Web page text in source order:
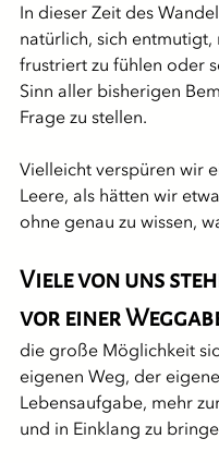
In dieser Zeit des
natürlich, sich
frustriert zu fühlen oder
Sinn aller bisherigen
Frage zu stellen.
Vielleicht verspüren wir
Leere, als hätten wir
ohne genau zu wissen,
Viele von uns
vor einer
die große Möglichkeit
eigenen Weg, der
Lebensaufgabe, mehr
und in Einklang zu